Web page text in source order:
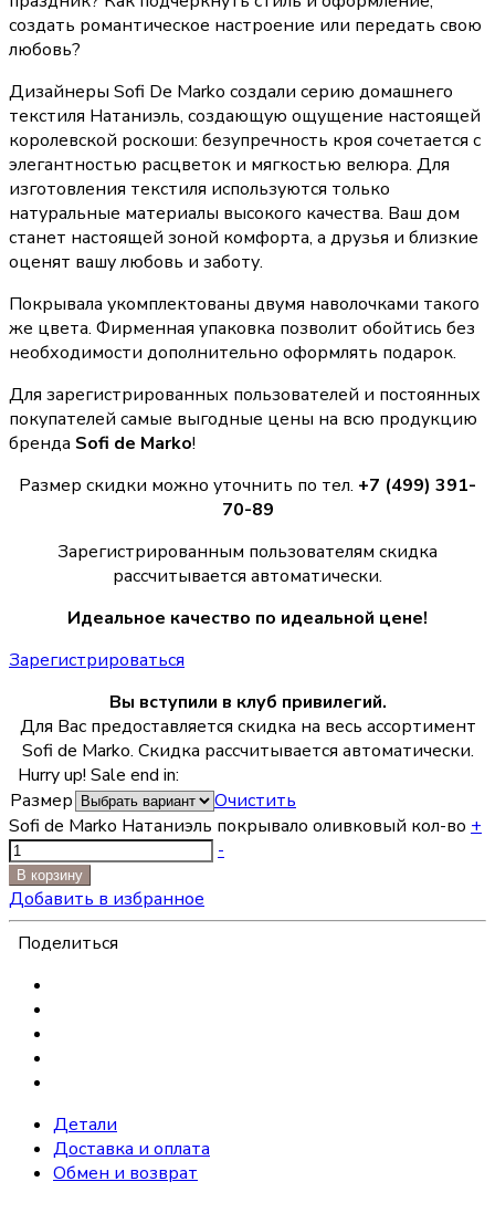
создать романтическое настроение или передать свою
любовь?
Дизайнеры Sofi De Marko создали серию домашнего
текстиля Натаниэль, создающую ощущение настоящей
королевской роскоши: безупречность кроя сочетается с
элегантностью расцветок и мягкостью велюра. Для
изготовления текстиля используются только
натуральные материалы высокого качества. Ваш дом
станет настоящей зоной комфорта, а друзья и близкие
оценят вашу любовь и заботу.
Покрывала укомплектованы двумя наволочками такого
же цвета. Фирменная упаковка позволит обойтись без
необходимости дополнительно оформлять подарок.
Для зарегистрированных пользователей и постоянных
покупателей самые выгодные цены на всю продукцию
бренда Sofi de Marko!
Размер скидки можно уточнить по тел. +7 (499) 391-
70-89
Зарегистрированным пользователям скидка
рассчитывается автоматически.
Идеальное качество по идеальной цене!
Зарегистрироваться
Вы вступили в клуб привилегий.
Для Вас предоставляется скидка на весь ассортимент
Sofi de Marko. Скидка рассчитывается автоматически.
Hurry up! Sale end in:
Размер
Очистить
Sofi de Marko Натаниэль покрывало оливковый кол-во +
-
В корзину
Добавить в избранное
Поделиться
Детали
Доставка и оплата
Обмен и возврат